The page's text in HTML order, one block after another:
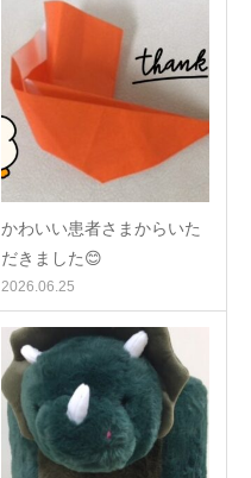
かわいい患者さまからいた
だきました😊
2026.06.25